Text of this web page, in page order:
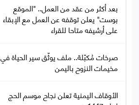
بعد أكثر من عقد من العمل.. "الموقع
بوست" يعلن توقفه عن العمل مع الإبقاء
على أرشيفه متاحا للقراء
صرخات مُكبّلة.. ملف يوثّق سير الحياة في
مخيمات النزوح باليمن
الأوقاف اليمنية تعلن نجاح موسم الحج